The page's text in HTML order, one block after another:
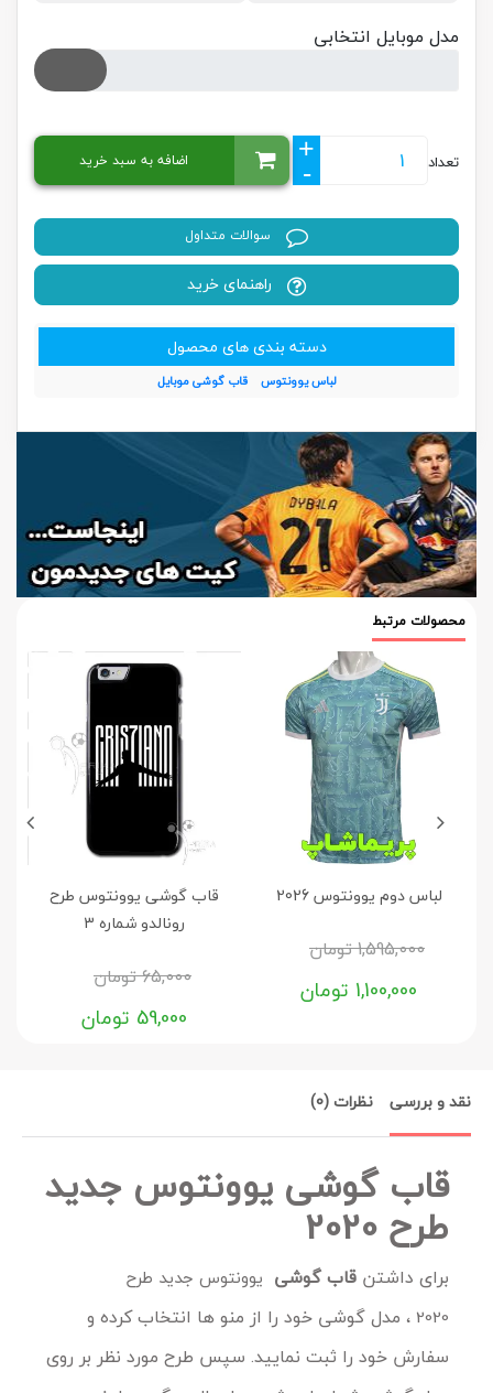
مدل موبایل انتخابی
تعداد
+
-
اضافه به سبد خرید
سوالات متداول
راهنمای خرید
دسته بندی های محصول
لباس یوونتوس قاب گوشی موبایل
محصولات مرتبط
لباس دوم یوونتوس 2026
1,595,000تومان
1,100,000 تومان
قاب گوشی یوونتوس طرح
رونالدو شماره 3
65,000تومان
59,000 تومان
نقد و بررسی نظرات (0)
قاب گوشی یوونتوس جدید
طرح 2020
برای داشتن قاب گوشی یوونتوس جدید طرح
2020 ،
مدل گوشی خود را از منو ها انتخاب کرده و
سفارش خود را ثبت نمایید. سپس طرح مورد نظر بر روی